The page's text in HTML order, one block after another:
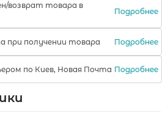
возврат товара в
Подробнее
при получении товара Подробнее
по Киев, Новая Почта Подробнее